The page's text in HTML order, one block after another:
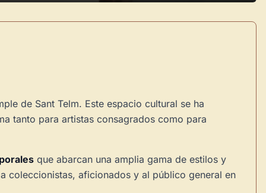
de Sant Telm. Este espacio cultural se ha
tanto para artistas consagrados como para
que abarcan una amplia gama de estilos y
coleccionistas, aficionados y al público general en